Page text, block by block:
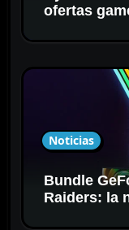
ofertas
Noticias
Bundle
Raiders: la